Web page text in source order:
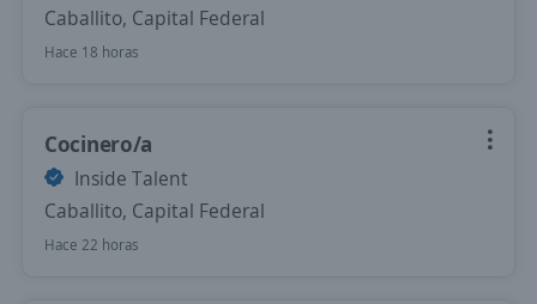
Caballito, Capital Federal
Hace 18 horas
Cocinero/a
Inside Talent
Caballito, Capital Federal
Hace 22 horas